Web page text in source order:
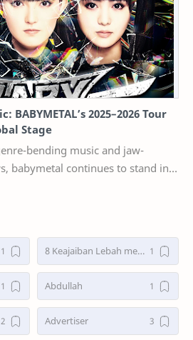
BABYMETAL’s 2025–2026 Tour
Stage
bending music and jaw-
to stand in a
8 Keajaiban Lebah menurut Al-Qur’an part 2
Abdullah
Advertiser